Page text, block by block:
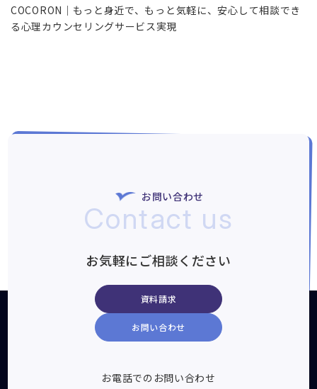
COCORON｜もっと身近で、もっと気軽に、安心して相談でき
る心理カウンセリングサービス実現
お問い合わせ
Contact us
お気軽にご相談ください
資料請求
お問い合わせ
お電話でのお問い合わせ